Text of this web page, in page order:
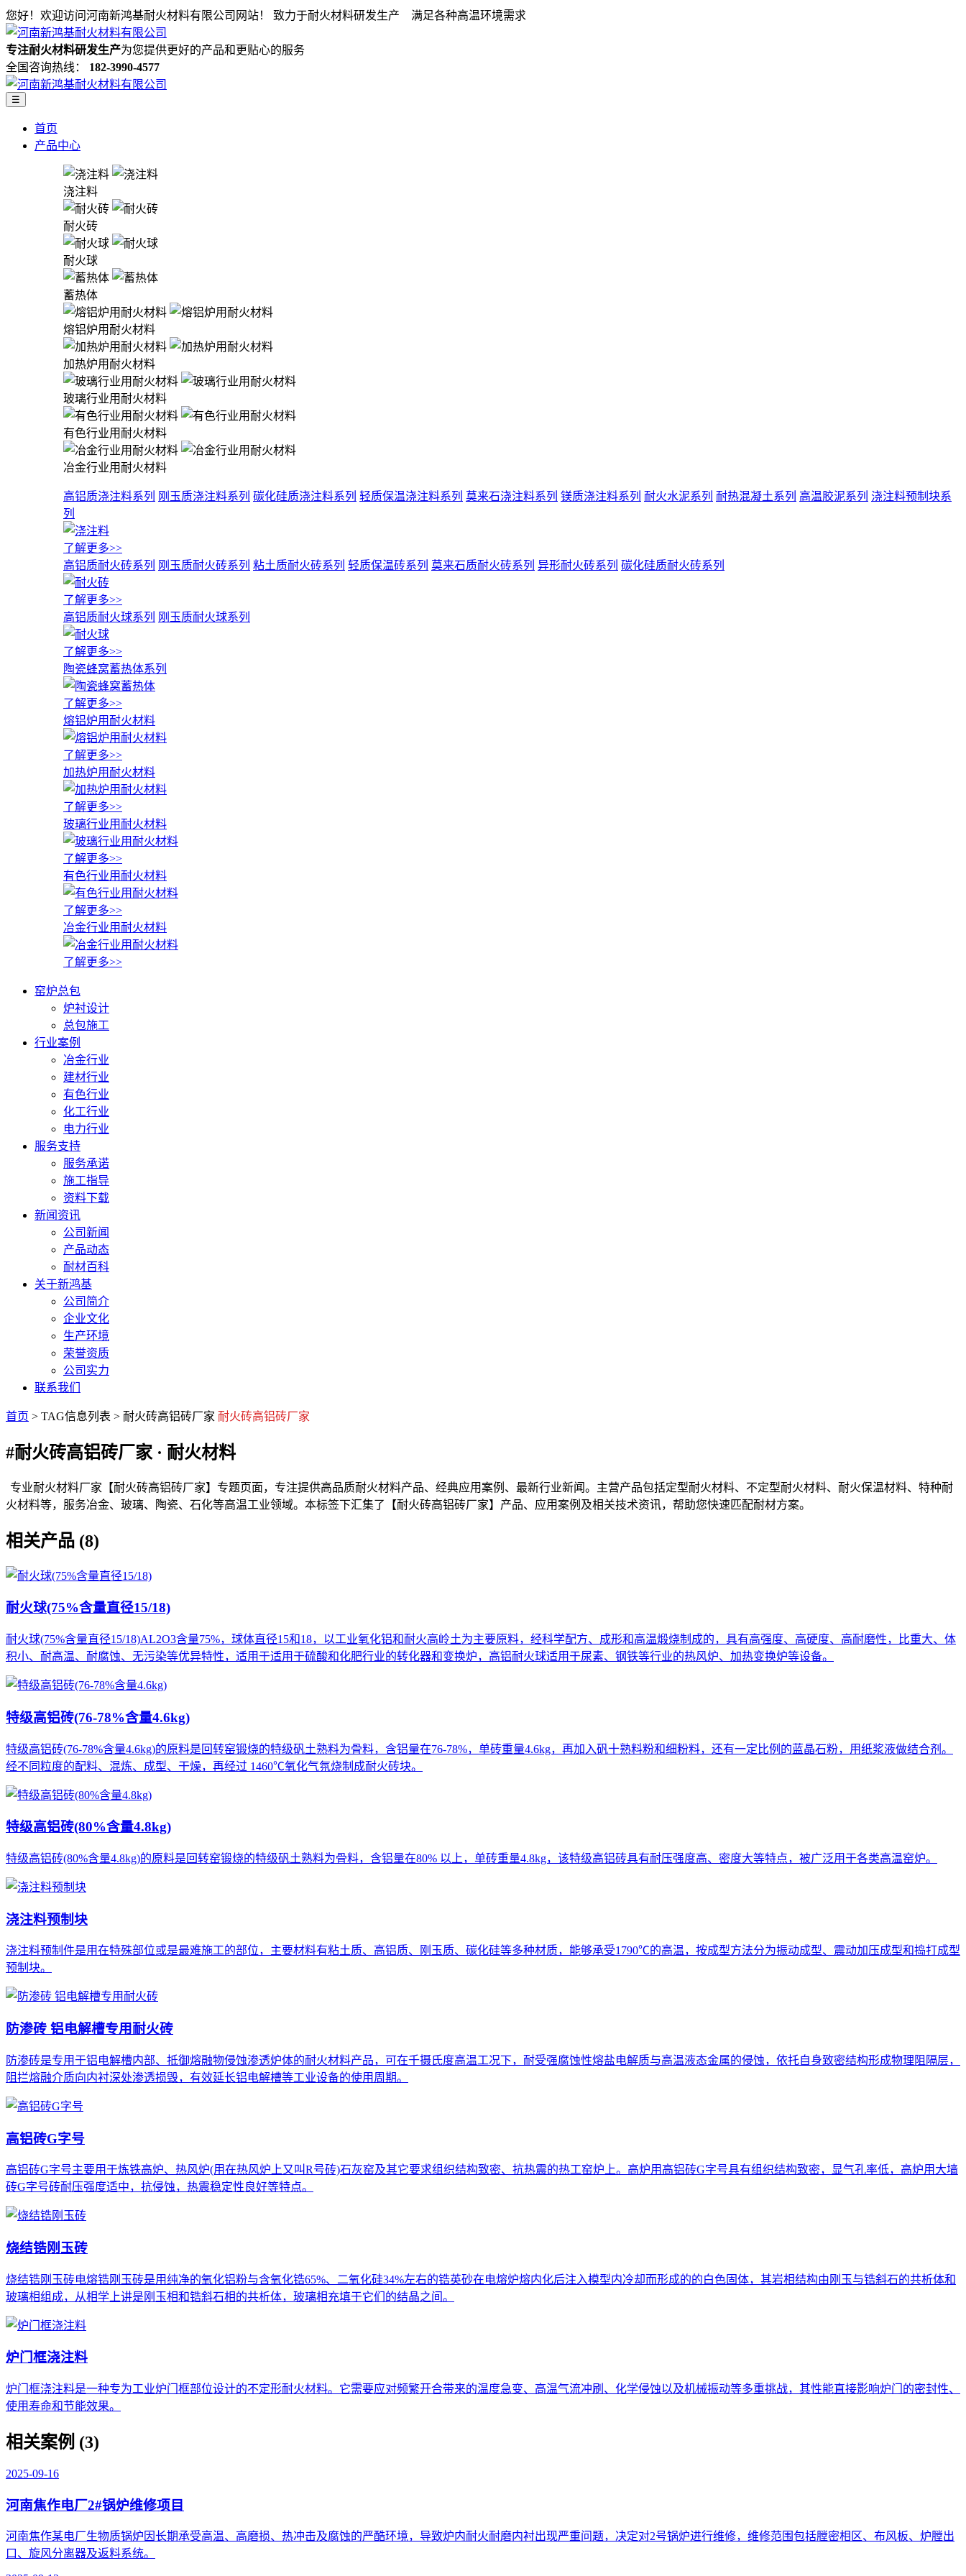
您好！欢迎访问河南新鸿基耐火材料有限公司网站！ 致力于耐火材料研发生产 满足各种高温环境需求
专注耐火材料研发生产为您提供更好的产品和更贴心的服务
全国咨询热线：
182-3990-4577
☰
首页
产品中心
浇注料
耐火砖
耐火球
蓄热体
熔铝炉用耐火材料
加热炉用耐火材料
玻璃行业用耐火材料
有色行业用耐火材料
冶金行业用耐火材料
高铝质浇注料系列 刚玉质浇注料系列 碳化硅质浇注料系列 轻质保温浇注料系列 莫来石浇注料系列 镁质浇注料系列 耐火水泥系列 耐热混凝土系列 高温胶泥系列 浇注料预制块系
列
了解更多>>
高铝质耐火砖系列 刚玉质耐火砖系列 粘土质耐火砖系列 轻质保温砖系列 莫来石质耐火砖系列 异形耐火砖系列 碳化硅质耐火砖系列
了解更多>>
高铝质耐火球系列 刚玉质耐火球系列
了解更多>>
陶瓷蜂窝蓄热体系列
了解更多>>
熔铝炉用耐火材料
了解更多>>
加热炉用耐火材料
了解更多>>
玻璃行业用耐火材料
了解更多>>
有色行业用耐火材料
了解更多>>
冶金行业用耐火材料
了解更多>>
窑炉总包
炉衬设计
总包施工
行业案例
冶金行业
建材行业
有色行业
化工行业
电力行业
服务支持
服务承诺
施工指导
资料下载
新闻资讯
公司新闻
产品动态
耐材百科
关于新鸿基
公司简介
企业文化
生产环境
荣誉资质
公司实力
联系我们
首页 > TAG信息列表 > 耐火砖高铝砖厂家 耐火砖高铝砖厂家
#耐火砖高铝砖厂家 · 耐火材料
专业耐火材料厂家【耐火砖高铝砖厂家】专题页面，专注提供高品质耐火材料产品、经典应用案例、最新行业新闻。主营产品包括定型耐火材料、不定型耐火材料、耐火保温材料、特种耐
火材料等，服务冶金、玻璃、陶瓷、石化等高温工业领域。本标签下汇集了【耐火砖高铝砖厂家】产品、应用案例及相关技术资讯，帮助您快速匹配耐材方案。
相关产品 (8)
耐火球(75%含量直径15/18)
耐火球(75%含量直径15/18)AL2O3含量75%，球体直径15和18，以工业氧化铝和耐火高岭土为主要原料，经科学配方、成形和高温煅烧制成的，具有高强度、高硬度、高耐磨性，比重大、体
积小、耐高温、耐腐蚀、无污染等优异特性，适用于适用于硫酸和化肥行业的转化器和变换炉，高铝耐火球适用于尿素、钢铁等行业的热风炉、加热变换炉等设备。
特级高铝砖(76-78%含量4.6kg)
特级高铝砖(76-78%含量4.6kg)的原料是回转窑锻烧的特级矾土熟料为骨料，含铝量在76-78%，单砖重量4.6kg，再加入矾十熟料粉和细粉料，还有一定比例的蓝晶石粉，用纸浆液做结合剂。
经不同粒度的配料、混炼、成型、干燥，再经过 1460℃氧化气氛烧制成耐火砖块。
特级高铝砖(80%含量4.8kg)
特级高铝砖(80%含量4.8kg)的原料是回转窑锻烧的特级矾土熟料为骨料，含铝量在80% 以上，单砖重量4.8kg，该特级高铝砖具有耐压强度高、密度大等特点，被广泛用于各类高温窑炉。
浇注料预制块
浇注料预制件是用在特殊部位或是最难施工的部位，主要材料有粘土质、高铝质、刚玉质、碳化硅等多种材质，能够承受1790℃的高温，按成型方法分为振动成型、震动加压成型和捣打成型
预制块。
防渗砖 铝电解槽专用耐火砖
防渗砖是专用于铝电解槽内部、抵御熔融物侵蚀渗透炉体的耐火材料产品，可在千摄氏度高温工况下，耐受强腐蚀性熔盐电解质与高温液态金属的侵蚀，依托自身致密结构形成物理阻隔层，
阻拦熔融介质向内衬深处渗透损毁，有效延长铝电解槽等工业设备的使用周期。
高铝砖G字号
高铝砖G字号主要用于炼铁高炉、热风炉(用在热风炉上又叫R号砖)石灰窑及其它要求组织结构致密、抗热震的热工窑炉上。高炉用高铝砖G字号具有组织结构致密，显气孔率低，高炉用大墙
砖G字号砖耐压强度适中，抗侵蚀，热震稳定性良好等特点。
烧结锆刚玉砖
烧结锆刚玉砖电熔锆刚玉砖是用纯净的氧化铝粉与含氧化锆65%、二氧化硅34%左右的锆英砂在电熔炉熔内化后注入模型内冷却而形成的的白色固体，其岩相结构由刚玉与锆斜石的共析体和
玻璃相组成，从相学上讲是刚玉相和锆斜石相的共析体，玻璃相充填于它们的结晶之间。
炉门框浇注料
炉门框浇注料是一种专为工业炉门框部位设计的不定形耐火材料。它需要应对频繁开合带来的温度急变、高温气流冲刷、化学侵蚀以及机械振动等多重挑战，其性能直接影响炉门的密封性、
使用寿命和节能效果。
相关案例 (3)
2025-09-16
河南焦作电厂2#锅炉维修项目
河南焦作某电厂生物质锅炉因长期承受高温、高磨损、热冲击及腐蚀的严酷环境，导致炉内耐火耐磨内衬出现严重问题，决定对2号锅炉进行维修，维修范围包括膛密相区、布风板、炉膛出
口、旋风分离器及返料系统。